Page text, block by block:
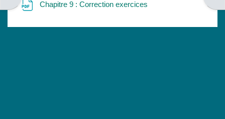
Chapitre 9 : Correction exercices